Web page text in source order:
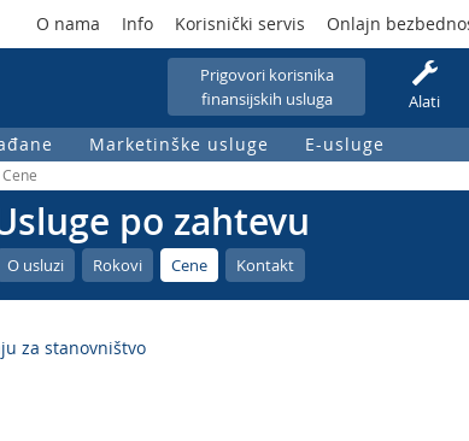
Prigovori korisnika
finansijskih usluga
Alati
O nama Info Korisnički servis Onlajn
Marketinške usluge E-usluge
po zahtevu
O usluzi Rokovi Cene Kontakt
za stanovništvo